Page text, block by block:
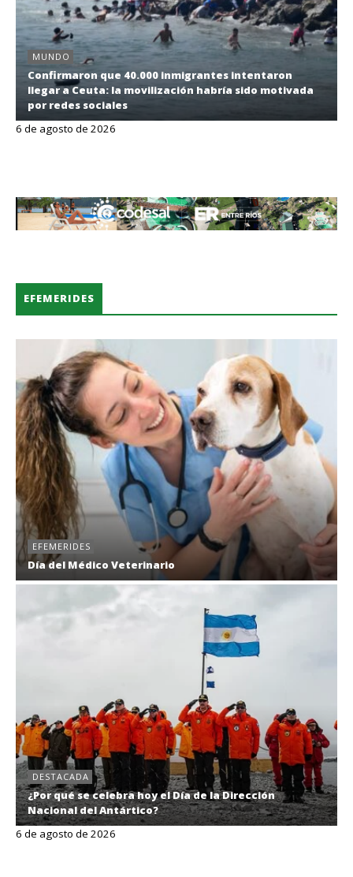
MUNDO
Confirmaron que 40.000 inmigrantes intentaron
llegar a Ceuta: la movilización habría sido motivada
por redes sociales
6 de agosto de 2026
EFEMERIDES
EFEMERIDES
Día del Médico Veterinario
DESTACADA
¿Por qué se celebra hoy el Día de la Dirección
Nacional del Antártico?
6 de agosto de 2026